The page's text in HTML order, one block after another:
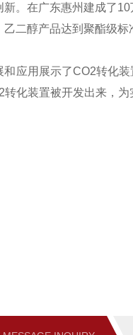
新。在广东惠州建成了
二醇产品达到聚酯级标
和应用展示了CO2转化
化装置被开发出来，为